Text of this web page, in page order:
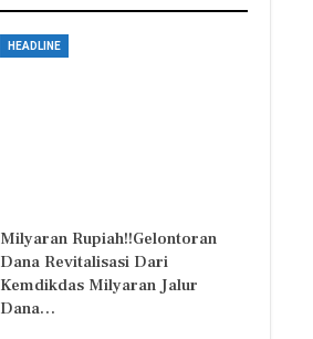
HEADLINE
Milyaran Rupiah!!Gelontoran
Dana Revitalisasi Dari
Kemdikdas Milyaran Jalur
Dana…